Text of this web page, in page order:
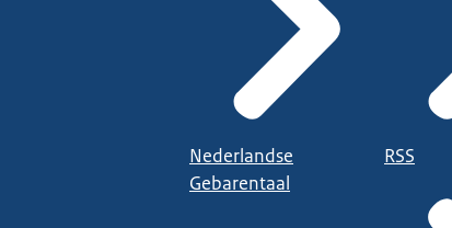
Nederlandse
Gebarentaal
RSS